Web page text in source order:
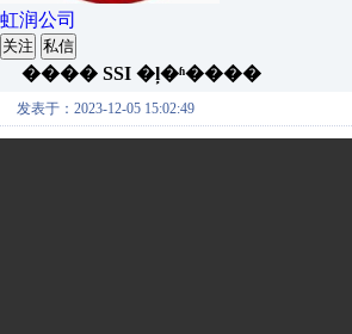
虹润公司
关注 私信
���� SSI �ļ�ʱ����
发表于：2023-12-05 15:02:49